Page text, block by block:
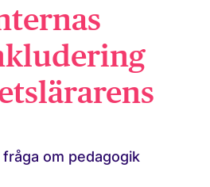
om pedagogik